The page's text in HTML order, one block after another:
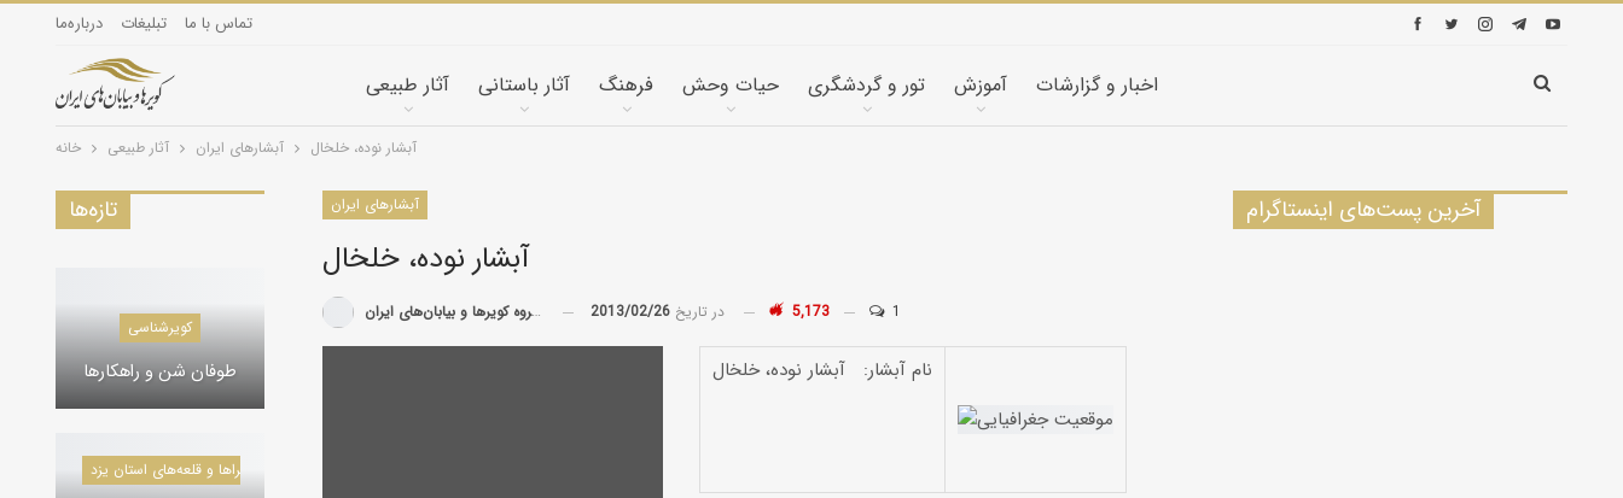
درباره‌ما تبلیغات تماس با ما
آثار طبیعی آثار باستانی فرهنگ حیات وحش تور و گردشگری آموزش اخبار و گزارشات
خانه آثار طبیعی آبشارهای ایران آبشار نوده، خلخال
آبشارهای ایران
آبشار نوده، خلخال
توسط گروه کویرها و بیابان‌های ایران در تاریخ 2013/02/26 5,173 1
نام آبشار: آبشار نوده، خلخال
آخرین پست‌های اینستاگرام تازه‌ها
کویرشناسی
طوفان شن و راهکارها